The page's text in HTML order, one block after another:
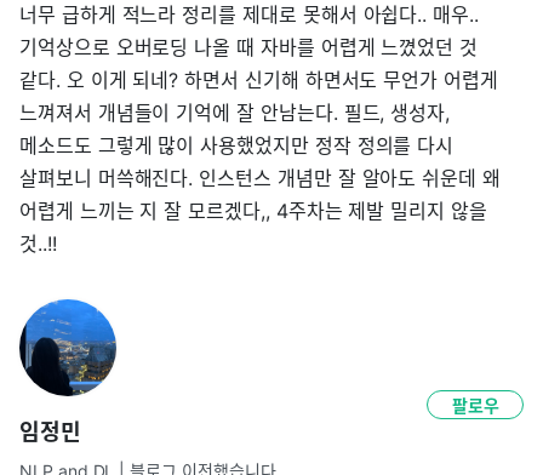
너무 급하게 적느라 정리를 제대로 못해서 아쉽다.. 매우..
기억상으로 오버로딩 나올 때 자바를 어렵게 느꼈었던 것
같다. 오 이게 되네? 하면서 신기해 하면서도 무언가 어렵게
느껴져서 개념들이 기억에 잘 안남는다. 필드, 생성자,
메소드도 그렇게 많이 사용했었지만 정작 정의를 다시
살펴보니 머쓱해진다. 인스턴스 개념만 잘 알아도 쉬운데 왜
어렵게 느끼는 지 잘 모르겠다,, 4주차는 제발 밀리지 않을
것..!!
임정민
팔로우